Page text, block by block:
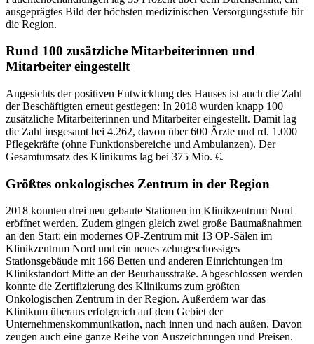
ausgeprägtes Bild der höchsten medizinischen Versorgungsstufe für
die Region.
Rund 100 zusätzliche Mitarbeiterinnen und
Mitarbeiter eingestellt
Angesichts der positiven Entwicklung des Hauses ist auch die Zahl
der Beschäftigten erneut gestiegen: In 2018 wurden knapp 100
zusätzliche Mitarbeiterinnen und Mitarbeiter eingestellt. Damit lag
die Zahl insgesamt bei 4.262, davon über 600 Ärzte und rd. 1.000
Pflegekräfte (ohne Funktionsbereiche und Ambulanzen). Der
Gesamtumsatz des Klinikums lag bei 375 Mio. €.
Größtes onkologisches Zentrum in der Region
2018 konnten drei neu gebaute Stationen im Klinikzentrum Nord
eröffnet werden. Zudem gingen gleich zwei große Baumaßnahmen
an den Start: ein modernes OP-Zentrum mit 13 OP-Sälen im
Klinikzentrum Nord und ein neues zehngeschossiges
Stationsgebäude mit 166 Betten und anderen Einrichtungen im
Klinikstandort Mitte an der Beurhausstraße. Abgeschlossen werden
konnte die Zertifizierung des Klinikums zum größten
Onkologischen Zentrum in der Region. Außerdem war das
Klinikum überaus erfolgreich auf dem Gebiet der
Unternehmenskommunikation, nach innen und nach außen. Davon
zeugen auch eine ganze Reihe von Auszeichnungen und Preisen.